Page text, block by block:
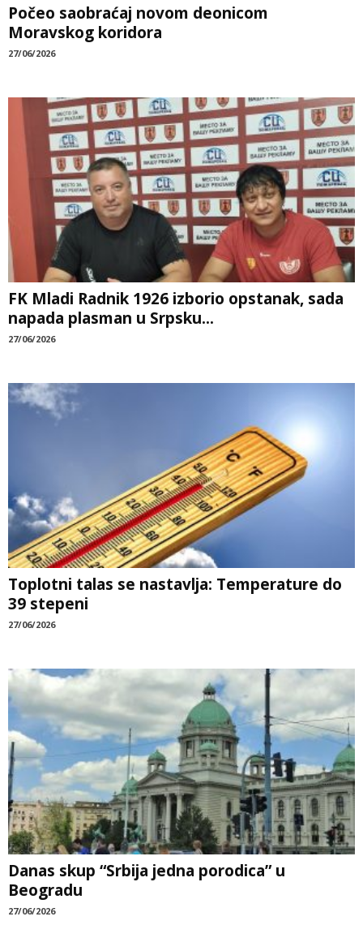
Počeo saobraćaj novom deonicom
Moravskog koridora
27/06/2026
FK Mladi Radnik 1926 izborio opstanak, sada
napada plasman u Srpsku...
27/06/2026
Toplotni talas se nastavlja: Temperature do
39 stepeni
27/06/2026
Danas skup “Srbija jedna porodica” u
Beogradu
27/06/2026